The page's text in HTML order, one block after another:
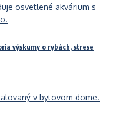
výskumy o rybách, strese